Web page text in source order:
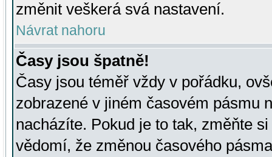
změnit veškerá svá nastavení.
Návrat nahoru
Časy jsou špatně!
Časy jsou téměř vždy v pořádku,
zobrazené v jiném časovém pásmu
nacházíte. Pokud je to tak, změňte
vědomí, že změnou časového